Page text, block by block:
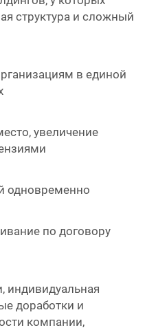
структура и сложный
в единой
увеличение
одновременно
по договору
индивидуальная
доработки и
компании,